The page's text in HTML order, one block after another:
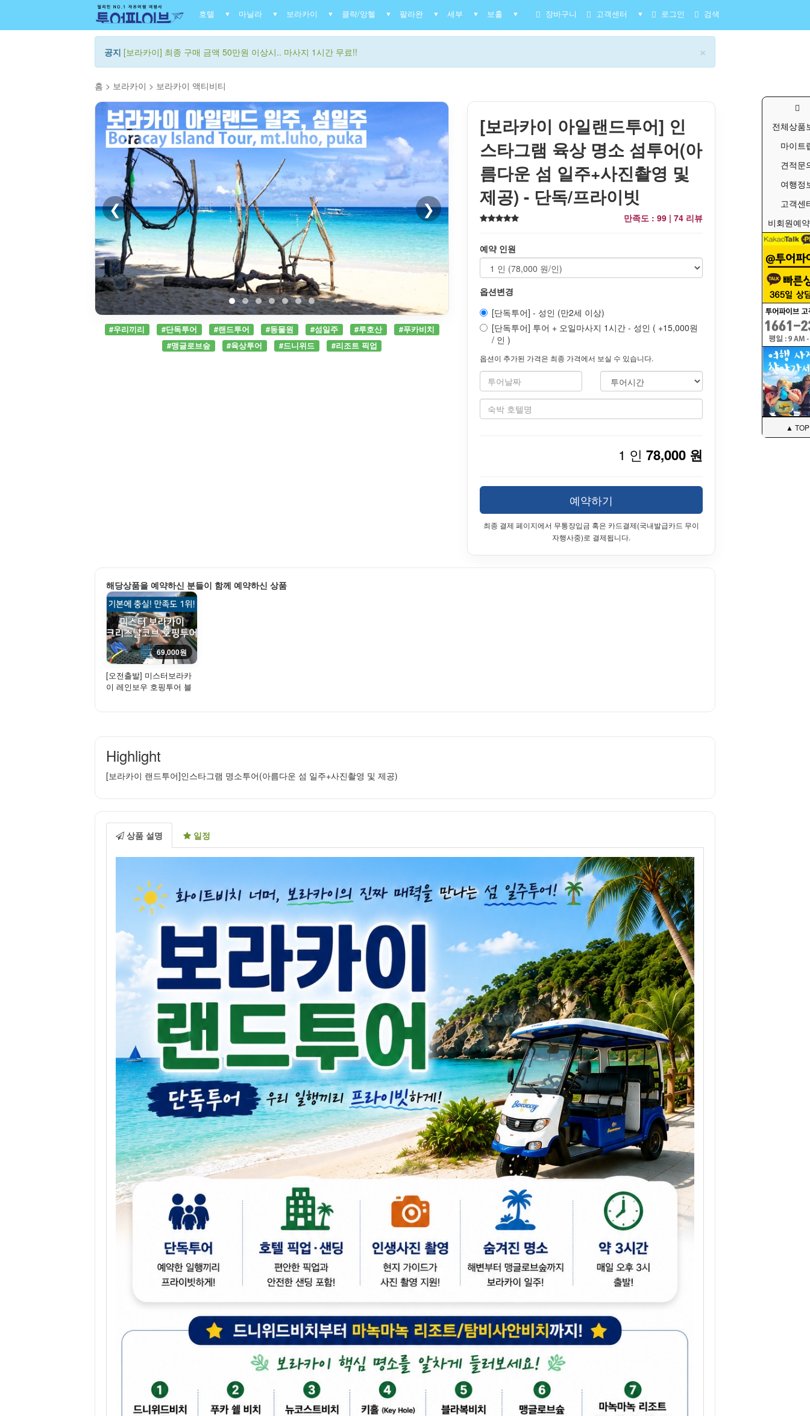
호텔 ▼ 마닐라 ▼ 보라카이 ▼ 클락/앙헬 ▼ 팔라완 ▼ 세부 ▼ 보홀 ▼ 장바구니 고객센터 ▼ 로그인 검색
×
공지 [보라카이] 최종 구매 금액 50만원 이상시.. 마사지 1시간 무료!!
홈 > 보라카이 > 보라카이 액티비티
❮ ❯
#우리끼리 #단독투어 #랜드투어 #동물원 #섬일주 #루호산
#푸카비치
#맹글로브숲
#육상투어 #드니위드 #리조트 픽업
[보라카이 아일랜드투어] 인
스타그램 육상 명소 섬투어(아
름다운 섬 일주+사진촬영 및
제공) - 단독/프라이빗
만족도 : 99 | 74 리뷰
예약 인원
옵션변경
[단독투어] - 성인 (만2세 이상)
[단독투어] 투어 + 오일마사지 1시간 - 성인 ( +15,000원
/ 인 )
옵션이 추가된 가격은 최종 가격에서 보실 수 있습니다.
1 인 78,000 원
예약하기
최종 결제 페이지에서 무통장입금 혹은 카드결제(국내발급카드 무이
자행사중)로 결제됩니다.
해당상품을 예약하신 분들이 함께 예약하신 상품
69,000원
[오전출발] 미스터보라카
이 레인보우 호핑투어 블
Highlight
[보라카이 랜드투어]인스타그램 명소투어(아름다운 섬 일주+사진촬영 및 제공)
상품 설명 일정
전체상품
마이트
견적문
여행정
고객센
비회원예
▲ TOP